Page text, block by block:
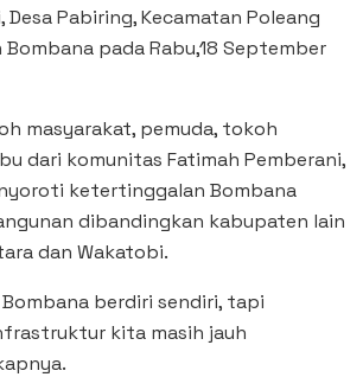
Desa Pabiring, Kecamatan Poleang
pada Rabu,18 September
masyarakat, pemuda, tokoh
dari komunitas Fatimah Pemberani,
ketertinggalan Bombana
dibandingkan kabupaten lain
dan Wakatobi.
Bombana berdiri sendiri, tapi
kita masih jauh